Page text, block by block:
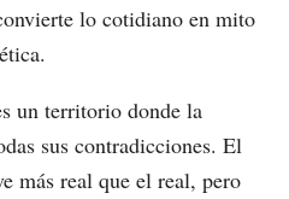
lo cotidiano en mito
un territorio donde la
sus contradicciones. El
más real que el real, pero